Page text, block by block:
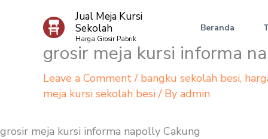
Jual Meja Kursi
Sekolah
Harga Grosir Pabrik
Beranda
grosir meja kursi informa
Leave a Comment / bangku sekolah besi,
meja kursi sekolah besi/ By admin
grosir meja kursi informa napolly Cakung